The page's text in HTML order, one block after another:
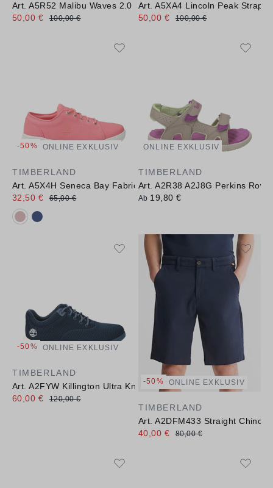
Art. A5R52 Malibu Waves 2.0
50,00 €
100,00 €
Art. A5XA4 Lincoln Peak Strap
50,00 €
100,00 €
-50% ONLINE EXKLUSIV
TIMBERLAND
Art. A5X4H Seneca Bay Fabric Ox
32,50 €
65,00 €
Verfügbare Farbvarianten:
ONLINE EXKLUSIV
TIMBERLAND
Art. A2R38 A2J8G Perkins Row
Ab 19,80 €
-50% ONLINE EXKLUSIV
TIMBERLAND
Art. A2FYW Killington Ultra Knit Ox
60,00 €
120,00 €
-50% ONLINE EXKLUSIV
TIMBERLAND
Art. A2DFM433 Straight Chino
40,00 €
80,00 €